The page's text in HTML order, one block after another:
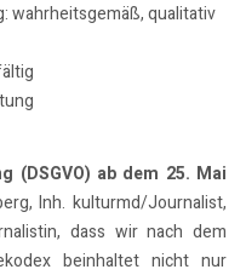
wahrheitsgemäß, qualitativ
(DSGVO) ab dem 25. Mai
Inh. kulturmd/Journalist,
dass wir nach dem
beinhaltet nicht nur